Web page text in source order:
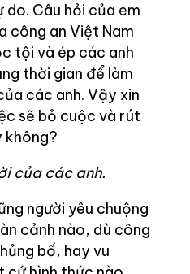
Câu hỏi của em
công an Việt Nam
tội và ép các anh
thời gian để làm
các anh. Vậy xin
sẽ bỏ cuộc và rút
không?
của các anh.
người yêu chuộng
cảnh nào, dù công
bố, hay vu